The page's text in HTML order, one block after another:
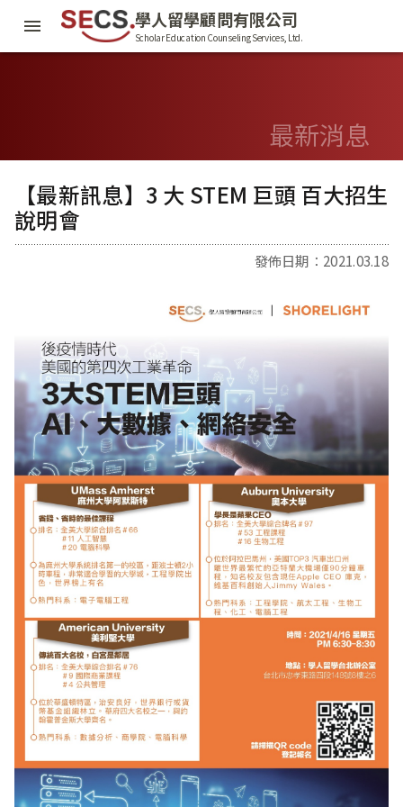
學人留學顧問有限公司
Scholar Education Counseling Services, Ltd.
最新消息
【最新訊息】3 大 STEM 巨頭 百大招生
說明會
發佈日期：2021.03.18